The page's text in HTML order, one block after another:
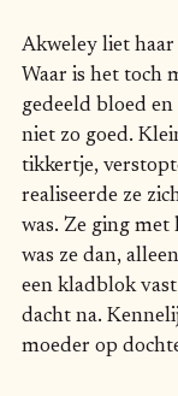
Akweley liet haar
Waar is het toch
gedeeld bloed en
niet zo goed.
tikkertje,
realiseerde ze
was. Ze ging met
was ze dan,
een kladblok
dacht na.
moeder op